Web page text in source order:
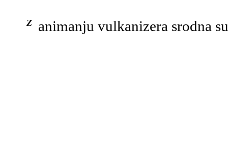
Zanimanju vulkanizera srodna